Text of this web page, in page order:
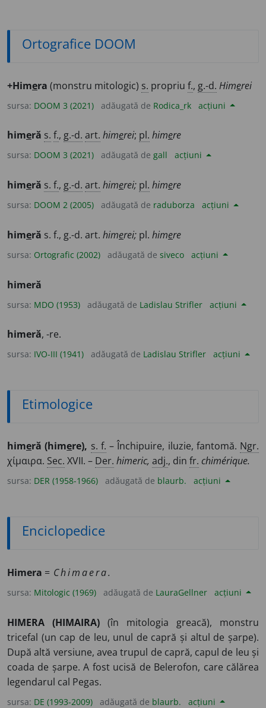
Ortografice DOOM
+Himera (monstru mitologic) s. propriu f., g.-d. Himerei
sursa: DOOM 3 (2021) adăugată de Rodica_rk acțiuni
himeră s. f., g.-d. art. himerei; pl. himere
sursa: DOOM 3 (2021) adăugată de gall acțiuni
himeră s. f., g.-d. art. himerei; pl. himere
sursa: DOOM 2 (2005) adăugată de raduborza acțiuni
himeră s. f., g.-d. art. himerei; pl. himere
sursa: Ortografic (2002) adăugată de siveco acțiuni
himeră
sursa: MDO (1953) adăugată de Ladislau Strifler acțiuni
himeră, -re.
sursa: IVO-III (1941) adăugată de Ladislau Strifler acțiuni
Etimologice
himeră (himere), s. f. – Închipuire, iluzie, fantomă. Ngr.
χίμαιρα. Sec. XVII. – Der. himeric, adj., din fr. chimérique.
sursa: DER (1958-1966) adăugată de blaurb. acțiuni
Enciclopedice
Himera = Chimaera.
sursa: Mitologic (1969) adăugată de LauraGellner acțiuni
HIMERA (HIMAIRA) (în mitologia greacă), monstru
tricefal (un cap de leu, unul de capră și altul de șarpe).
După altă versiune, avea trupul de capră, capul de leu și
coada de șarpe. A fost ucisă de Belerofon, care călărea
legendarul cal Pegas.
sursa: DE (1993-2009) adăugată de blaurb. acțiuni